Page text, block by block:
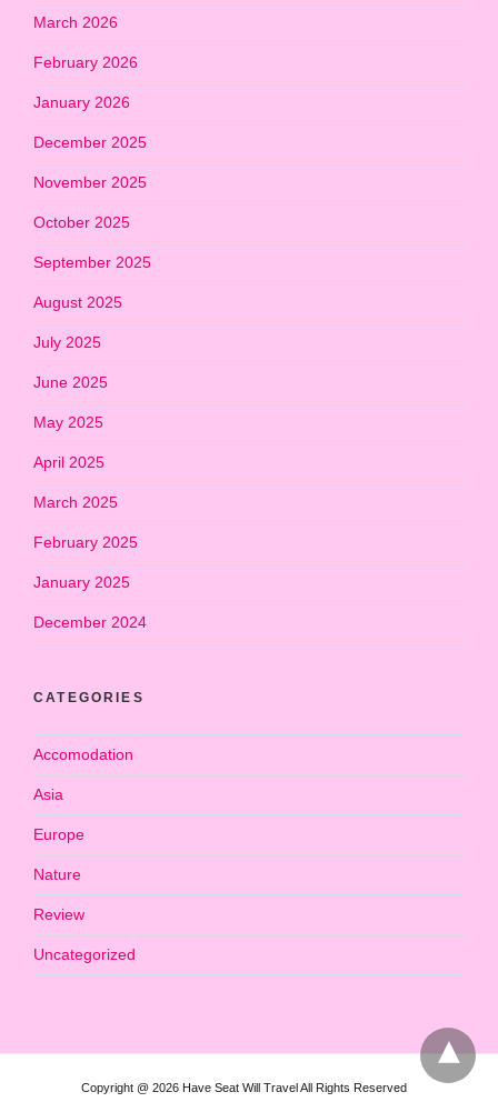
March 2026
February 2026
January 2026
December 2025
November 2025
October 2025
September 2025
August 2025
July 2025
June 2025
May 2025
April 2025
March 2025
February 2025
January 2025
December 2024
CATEGORIES
Accomodation
Asia
Europe
Nature
Review
Uncategorized
Copyright @ 2026 Have Seat Will Travel All Rights Reserved